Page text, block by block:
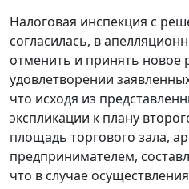
Налоговая инспекция с
согласилась, в
отменить и принять новое
удовлетворении
что исходя из
экспликации к плану
площадь торгового зала,
предпринимателем,
что в случае